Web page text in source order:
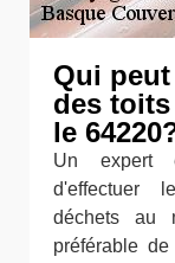
Qui
des
le
Un expert
d'effectuer
déchets au
préférable